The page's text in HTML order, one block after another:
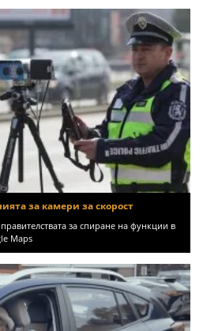
за камери за скорост
за спиране на функции в
Maps